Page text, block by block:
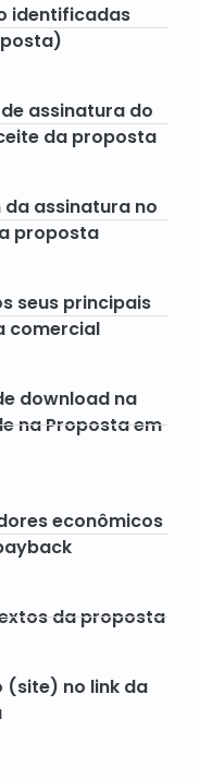
identificadas
assinatura do
da proposta
assinatura no
proposta
seus principais
comercial
download na
na Proposta em
econômicos
da proposta
(site) no link da